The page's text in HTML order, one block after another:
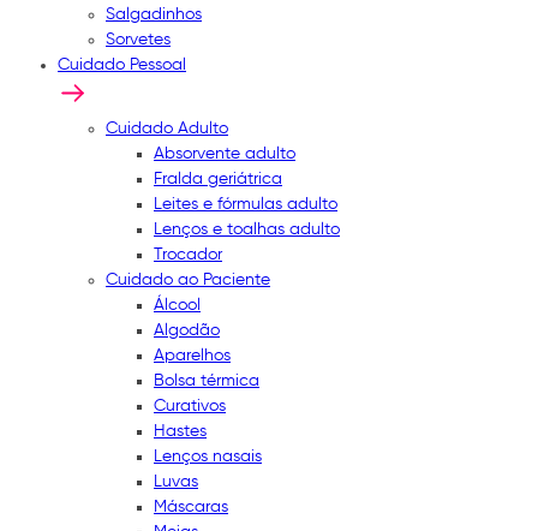
Salgadinhos
Sorvetes
Cuidado Pessoal
Cuidado Adulto
Absorvente adulto
Fralda geriátrica
Leites e fórmulas adulto
Lenços e toalhas adulto
Trocador
Cuidado ao Paciente
Álcool
Algodão
Aparelhos
Bolsa térmica
Curativos
Hastes
Lenços nasais
Luvas
Máscaras